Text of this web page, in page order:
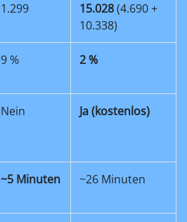
1.299 15.028(4.690 +
10.338)
9 % 2 %
Nein Ja (kostenlos)
~5 Minuten ~26 Minuten